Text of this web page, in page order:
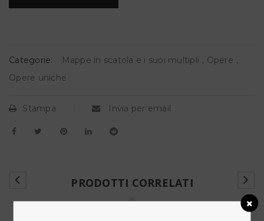
Categorie: Mappe in scatola e i suoi multipli , Opere ,
Opere uniche
Stampa Invia per email
PRODOTTI CORRELATI